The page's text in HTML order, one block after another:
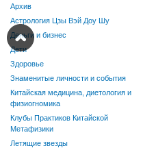
Архив
Астрология Цзы Вэй Доу Шу
Деньги и бизнес
Дети
Здоровье
Знаменитые личности и события
Китайская медицина, диетология и
физиогномика
Клубы Практиков Китайской
Метафизики
Летящие звезды